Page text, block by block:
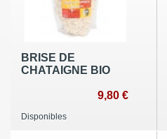
BRISE DE
CHATAIGNE BIO
9,80 €
Disponibles